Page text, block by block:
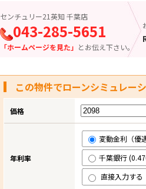
センチュリー21英知 千葉店
043-285-5651
「ホームページを見た」 とお伝え下さい。
この物件でローンシミュレー
価格
年利率
変動金利（優
千葉銀行
直接入力する